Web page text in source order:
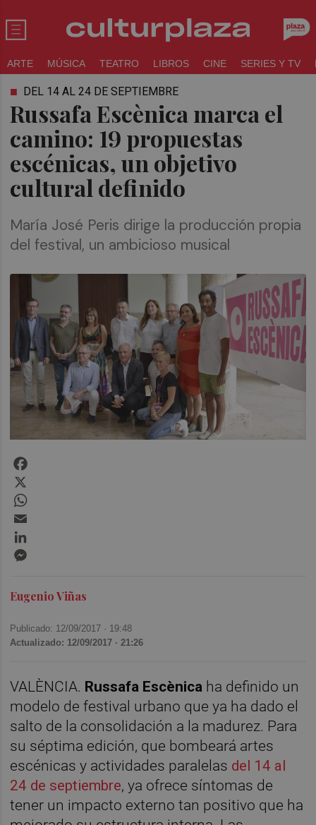
ARTE MÚSICA TEATRO LIBROS CINE SERIES Y TV
Russafa Escènica marca el
camino: 19 propuestas
escénicas, un objetivo
cultural definido
DEL 14 AL 24 DE SEPTIEMBRE
María José Peris dirige la producción propia
del festival, un ambicioso musical
Eugenio Viñas
Publicado: 12/09/2017 · 19:48
Actualizado: 12/09/2017 · 21:26
VALÈNCIA. Russafa Escènica ha definido un
modelo de festival urbano que ya ha dado el
salto de la consolidación a la madurez. Para
su séptima edición, que bombeará artes
escénicas y actividades paralelas del 14 al
24 de septiembre, ya ofrece síntomas de
tener un impacto externo tan positivo que ha